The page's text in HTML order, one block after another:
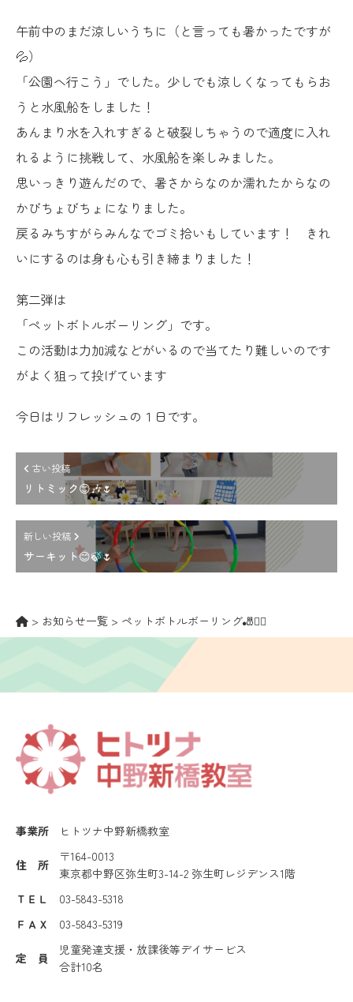
午前中のまだ涼しいうちに（と言っても暑かったですが
💦）
「公園へ行こう」でした。少しでも涼しくなってもらお
うと水風船をしました！
あんまり水を入れすぎると破裂しちゃうので適度に入れ
れるように挑戦して、水風船を楽しみました。
思いっきり遊んだので、暑さからなのか濡れたからなの
かびちょびちょになりました。
戻るみちすがらみんなでゴミ拾いもしています！ きれ
いにするのは身も心も引き締まりました！
第二弾は
「ペットボトルボーリング」です。
この活動は力加減などがいるので当てたり難しいのです
がよく狙って投げています
今日はリフレッシュの１日です。
古い投稿
リトミック😊🎶🌷
新しい投稿
サーキット😊🍃🌷
> お知らせ一覧 > ペットボトルボーリング🎳🤾‍♂️
事業所 ヒトツナ中野新橋教室
住 所
〒164-0013
東京都中野区弥生町3-14-2 弥生町レジデンス1階
ＴＥＬ
03-5843-5318
ＦＡＸ
03-5843-5319
定 員
児童発達支援・放課後等デイサービス
合計10名